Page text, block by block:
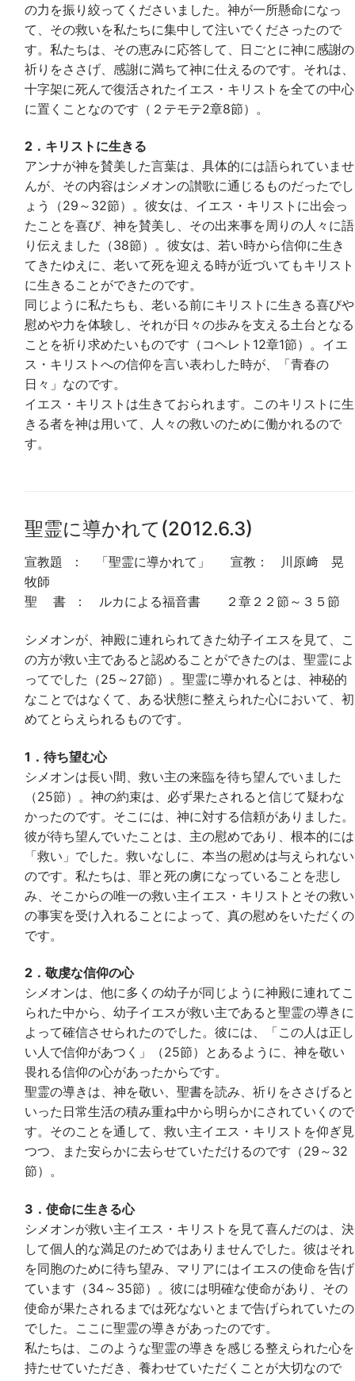
の力を振り絞ってくださいました。神が一所懸命になっ
て、その救いを私たちに集中して注いでくださったので
す。私たちは、その恵みに応答して、日ごとに神に感謝の
祈りをささげ、感謝に満ちて神に仕えるのです。それは、
十字架に死んで復活されたイエス・キリストを全ての中心
に置くことなのです（２テモテ2章8節）。
2．キリストに生きる
アンナが神を賛美した言葉は、具体的には語られていませ
んが、その内容はシメオンの讃歌に通じるものだったでし
ょう（29～32節）。彼女は、イエス・キリストに出会っ
たことを喜び、神を賛美し、その出来事を周りの人々に語
り伝えました（38節）。彼女は、若い時から信仰に生き
てきたゆえに、老いて死を迎える時が近づいてもキリスト
に生きることができたのです。
同じように私たちも、老いる前にキリストに生きる喜びや
慰めや力を体験し、それが日々の歩みを支える土台となる
ことを祈り求めたいものです（コヘレト12章1節）。イエ
ス・キリストへの信仰を言い表わした時が、「青春の
日々」なのです。
イエス・キリストは生きておられます。このキリストに生
きる者を神は用いて、人々の救いのために働かれるので
す。
聖霊に導かれて(2012.6.3)
宣教題 ： 「聖霊に導かれて」 宣教： 川原﨑 晃
牧師
聖 書 ： ルカによる福音書 ２章２２節～３５節
シメオンが、神殿に連れられてきた幼子イエスを見て、こ
の方が救い主であると認めることができたのは、聖霊によ
ってでした（25～27節）。聖霊に導かれるとは、神秘的
なことではなくて、ある状態に整えられた心において、初
めてとらえられるものです。
1．待ち望む心
シメオンは長い間、救い主の来臨を待ち望んでいました
（25節）。神の約束は、必ず果たされると信じて疑わな
かったのです。そこには、神に対する信頼がありました。
彼が待ち望んでいたことは、主の慰めであり、根本的には
「救い」でした。救いなしに、本当の慰めは与えられない
のです。私たちは、罪と死の虜になっていることを悲し
み、そこからの唯一の救い主イエス・キリストとその救い
の事実を受け入れることによって、真の慰めをいただくの
です。
2．敬虔な信仰の心
シメオンは、他に多くの幼子が同じように神殿に連れてこ
られた中から、幼子イエスが救い主であると聖霊の導きに
よって確信させられたのでした。彼には、「この人は正し
い人で信仰があつく」（25節）とあるように、神を敬い
畏れる信仰の心があったからです。
聖霊の導きは、神を敬い、聖書を読み、祈りをささげると
いった日常生活の積み重ね中から明らかにされていくので
す。そのことを通して、救い主イエス・キリストを仰ぎ見
つつ、また安らかに去らせていただけるのです（29～32
節）。
3．使命に生きる心
シメオンが救い主イエス・キリストを見て喜んだのは、決
して個人的な満足のためではありませんでした。彼はそれ
を同胞のために待ち望み、マリアにはイエスの使命を告げ
ています（34～35節）。彼には明確な使命があり、その
使命が果たされるまでは死なないとまで告げられていたの
でした。ここに聖霊の導きがあったのです。
私たちは、このような聖霊の導きを感じる整えられた心を
持たせていただき、養わせていただくことが大切なので